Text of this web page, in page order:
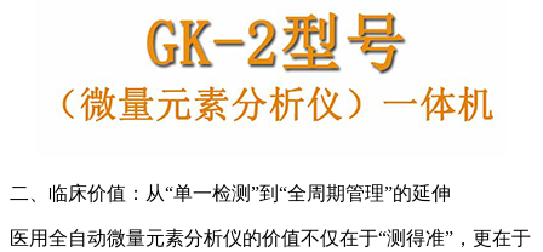
二、临床价值：从“单一检测”到“全周期管理”的延伸
医用全自动微量元素分析仪的价值不仅在于“测得准”，更在于